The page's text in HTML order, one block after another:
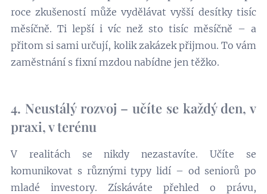
roce zkušeností může vydělávat vyšší desítky tisíc
měsíčně. Ti lepší i víc než sto tisíc měsíčně – a
přitom si sami určují, kolik zakázek přijmou. To vám
zaměstnání s fixní mzdou nabídne jen těžko.
4. Neustálý rozvoj – učíte se každý den, v
praxi, v terénu
V realitách se nikdy nezastavíte. Učíte se
komunikovat s různými typy lidí – od seniorů po
mladé investory. Získáváte přehled o právu,